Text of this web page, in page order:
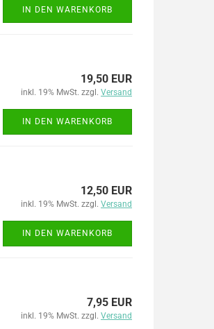
IN DEN WARENKORB
19,50 EUR
inkl. 19% MwSt. zzgl. Versand
IN DEN WARENKORB
12,50 EUR
inkl. 19% MwSt. zzgl. Versand
IN DEN WARENKORB
7,95 EUR
inkl. 19% MwSt. zzgl. Versand